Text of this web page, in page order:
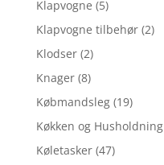
Klapvogne (5)
Klapvogne tilbehør (2)
Klodser (2)
Knager (8)
Købmandsleg (19)
Køkken og Husholdning
Køletasker (47)